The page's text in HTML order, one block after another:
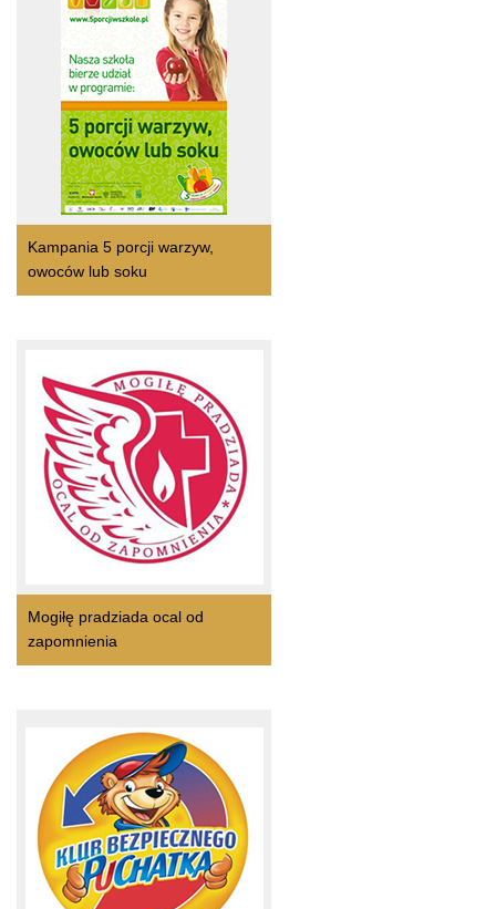
Kampania 5 porcji warzyw,
owoców lub soku
Mogiłę pradziada ocal od
zapomnienia